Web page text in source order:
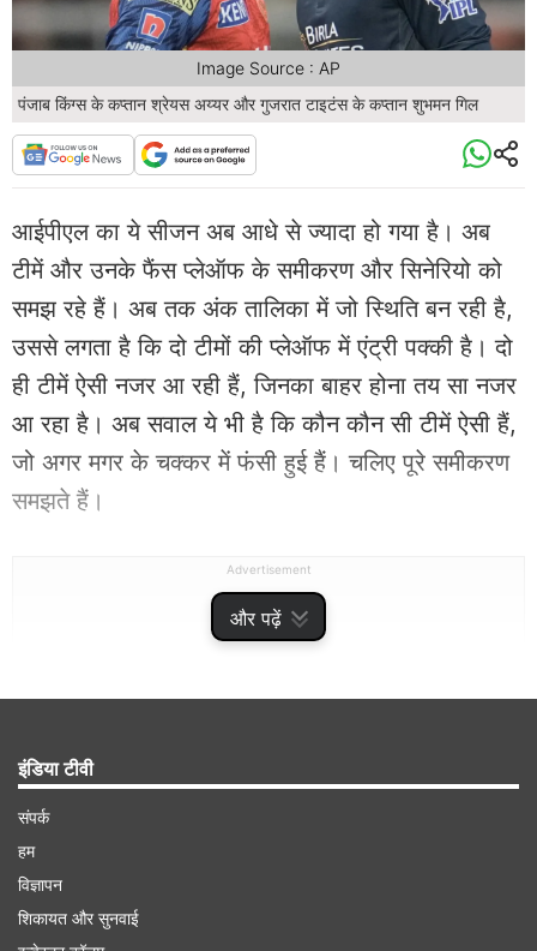
और पढ़ें
पंजाब किंग्स के कप्तान श्रेयस अय्यर और गुजरात टाइटंस के कप्तान शुभमन गिल
Image Source : AP
आईपीएल का ये सीजन अब आधे से ज्यादा हो गया है। अब
टीमें और उनके फैंस प्लेऑफ के समीकरण और सिनेरियो को
समझ रहे हैं। अब तक अंक तालिका में जो स्थिति बन रही है,
उससे लगता है कि दो टीमों की प्लेऑफ में एंट्री पक्की है। दो
ही टीमें ऐसी नजर आ रही हैं, जिनका बाहर होना तय सा नजर
आ रहा है। अब सवाल ये भी है कि कौन कौन सी टीमें ऐसी हैं,
जो अगर मगर के चक्कर में फंसी हुई हैं। चलिए पूरे समीकरण
समझते हैं।
Advertisement
IPL 2026 PlayOffs Race: प्लेऑफ की रेस में कौन
इंडिया टीवी
संपर्क
हम
विज्ञापन
शिकायत और सुनवाई